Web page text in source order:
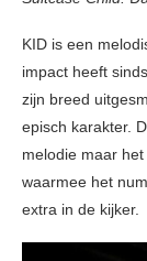
KID is een
impact heeft
zijn breed
episch karakter.
melodie maar
waarmee het
extra in de kijker.